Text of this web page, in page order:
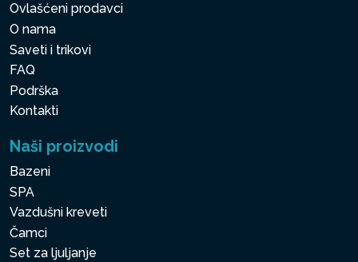
Ovlašćeni prodavci
O nama
Saveti i trikovi
FAQ
Podrška
Kontakti
Naši proizvodi
Bazeni
SPA
Vazdušni kreveti
Čamci
Set za ljuljanje